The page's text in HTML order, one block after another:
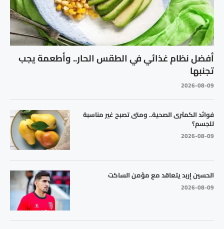
أفضل نظام غذائي في الطقس الحار.. وأطعمة يجب
تجنبها
2026-08-09
فوائد الكمثرى الصحية.. ومتى تصبح غير مناسبة
للجسم؟
2026-08-09
الحسين إربد يتعاقد مع مؤمن الساكت
2026-08-09